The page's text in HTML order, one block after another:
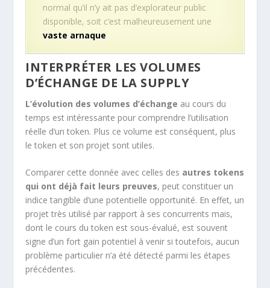
normal qu’il n’y ait pas d’explorateur public
disponible, soit c’est malheureusement une
vaste arnaque
INTERPRÉTER LES VOLUMES
D’ÉCHANGE DE LA SUPPLY
L’évolution des volumes d’échange au cours du
temps est intéressante pour comprendre l’utilisation
réelle d’un token. Plus ce volume est conséquent, plus
le token et son projet sont utiles.
Comparer cette donnée avec celles des autres tokens
qui ont déjà fait leurs preuves, peut constituer un
indice tangible d’une potentielle opportunité. En effet, un
projet très utilisé par rapport à ses concurrents mais,
dont le cours du token est sous-évalué, est souvent
signe d’un fort gain potentiel à venir si toutefois, aucun
problème particulier n’a été détecté parmi les étapes
précédentes.